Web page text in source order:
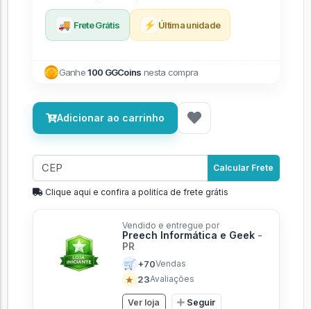
🚚 Frete Grátis ⚡ Última unidade
Ganhe100 GGCoins nesta compra
Adicionar ao carrinho
Calcular Frete
Clique aqui e confira a politíca de frete grátis
Vendido e entregue por
Preech Informática e Geek -
PR
🛒 +70Vendas
★ 23Avaliações
Ver loja Seguir